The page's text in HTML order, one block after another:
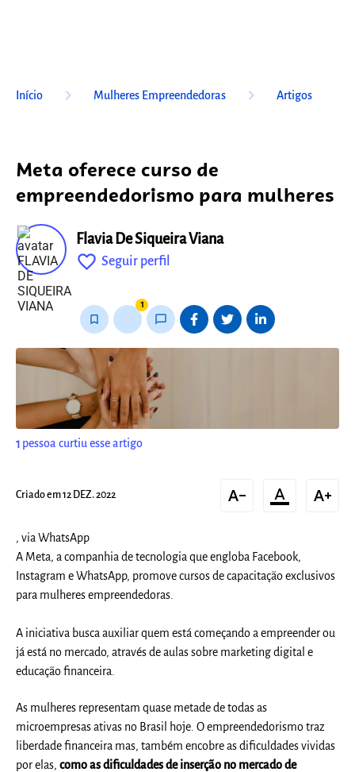
Início keyboard_arrow_right Mulheres Empreendedoras keyboard_arrow_right Artigos
Meta oferece curso de
empreendedorismo para mulheres
Flavia De Siqueira Viana
favorite_outline Seguir perfil
fixo
bookmark_border
1
chat_bubble_outline
1 pessoa curtiu esse artigo
Criado em 12 DEZ. 2022 text_decrease format_color_text text_increase
, via WhatsApp
A Meta, a companhia de tecnologia que engloba Facebook,
Instagram e WhatsApp, promove cursos de capacitação exclusivos
para mulheres empreendedoras.
A iniciativa busca auxiliar quem está começando a empreender ou
já está no mercado, através de aulas sobre marketing digital e
educação financeira.
As mulheres representam quase metade de todas as
microempresas ativas no Brasil hoje. O empreendedorismo traz
liberdade financeira mas, também encobre as dificuldades vividas
por elas,como as dificuldades de inserção no mercado de